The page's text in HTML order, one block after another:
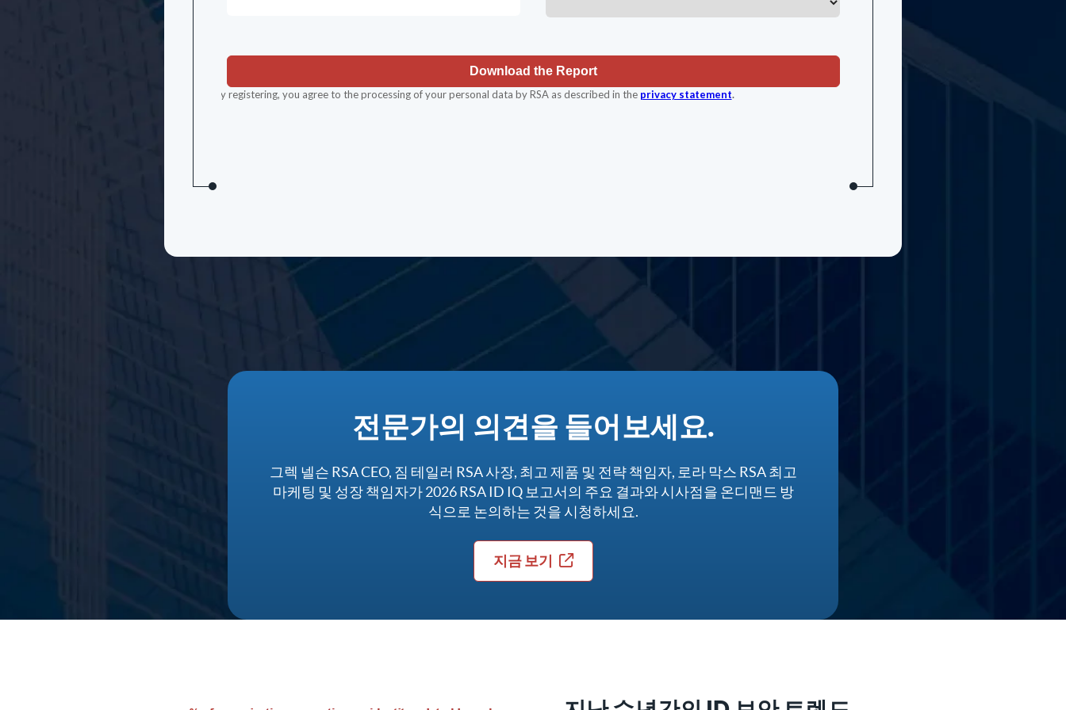
전문가의 의견을 들어보세요.
그렉 넬슨 RSA CEO, 짐 테일러 RSA 사장, 최고 제품 및 전략 책임자, 로라 막스 RSA 최고
마케팅 및 성장 책임자가 2026 RSA ID IQ 보고서의 주요 결과와 시사점을 온디맨드 방
식으로 논의하는 것을 시청하세요.
지금 보기